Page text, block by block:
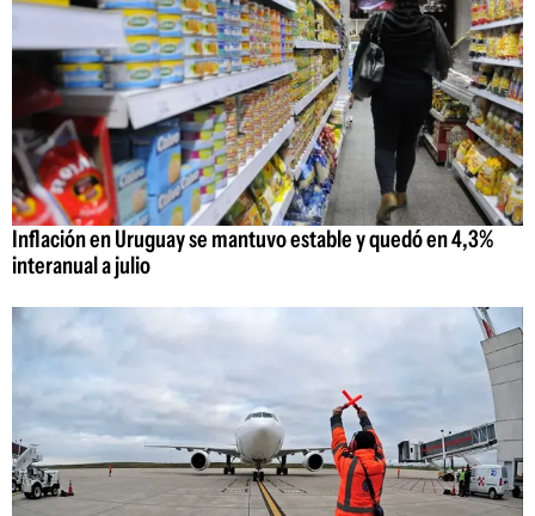
Inflación en Uruguay se mantuvo estable y quedó en 4,3%
interanual a julio